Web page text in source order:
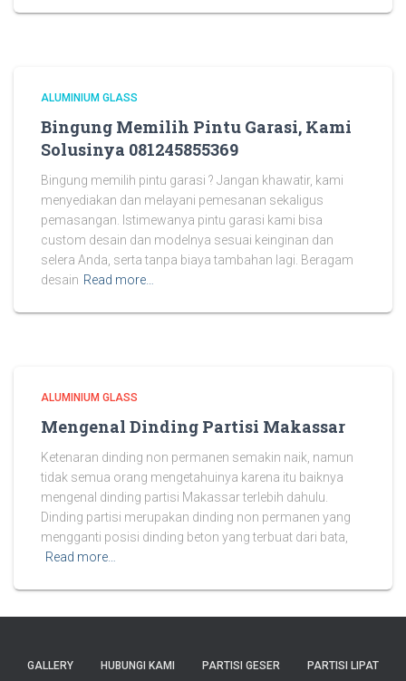
ALUMINIUM GLASS
Bingung Memilih Pintu Garasi, Kami
Solusinya 081245855369
Bingung memilih pintu garasi ? Jangan khawatir, kami
menyediakan dan melayani pemesanan sekaligus
pemasangan. Istimewanya pintu garasi kami bisa
custom desain dan modelnya sesuai keinginan dan
selera Anda, serta tanpa biaya tambahan lagi. Beragam
desain Read more…
ALUMINIUM GLASS
Mengenal Dinding Partisi Makassar
Ketenaran dinding non permanen semakin naik, namun
tidak semua orang mengetahuinya karena itu baiknya
mengenal dinding partisi Makassar terlebih dahulu.
Dinding partisi merupakan dinding non permanen yang
mengganti posisi dinding beton yang terbuat dari bata,
Read more…
GALLERY HUBUNGI KAMI PARTISI GESER PARTISI LIPAT